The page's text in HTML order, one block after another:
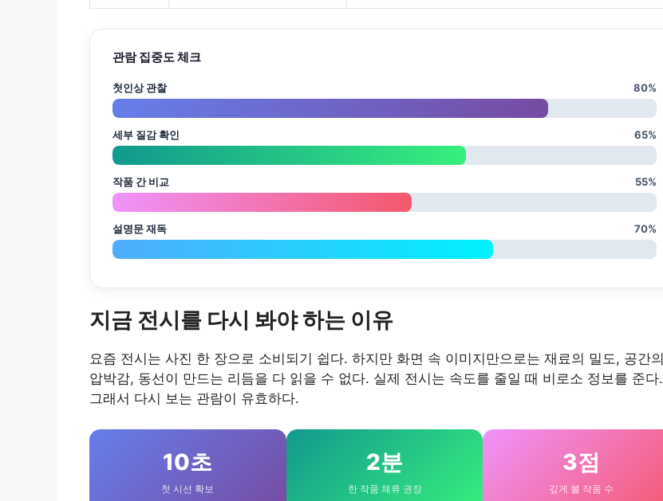
관람 집중도 체크
첫인상 관찰 80%
세부 질감 확인 65%
작품 간 비교 55%
설명문 재독 70%
지금 전시를 다시 봐야 하는 이유
요즘 전시는 사진 한 장으로 소비되기 쉽다. 하지만 화면 속 이미지만으로는 재료의 밀도, 공간의
압박감, 동선이 만드는 리듬을 다 읽을 수 없다. 실제 전시는 속도를 줄일 때 비로소 정보를 준다.
그래서 다시 보는 관람이 유효하다.
10초
첫 시선 확보
2분
한 작품 체류 권장
3점
깊게 볼 작품 수